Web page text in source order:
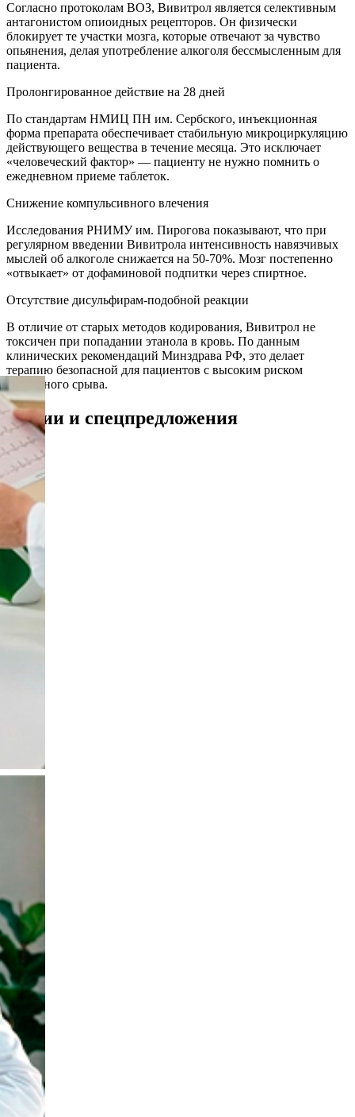
Согласно протоколам ВОЗ, Вивитрол является селективным
антагонистом опиоидных рецепторов. Он физически
блокирует те участки мозга, которые отвечают за чувство
опьянения, делая употребление алкоголя бессмысленным для
пациента.
Пролонгированное действие на 28 дней
По стандартам НМИЦ ПН им. Сербского, инъекционная
форма препарата обеспечивает стабильную микроциркуляцию
действующего вещества в течение месяца. Это исключает
«человеческий фактор» — пациенту не нужно помнить о
ежедневном приеме таблеток.
Снижение компульсивного влечения
Исследования РНИМУ им. Пирогова показывают, что при
регулярном введении Вивитрола интенсивность навязчивых
мыслей об алкоголе снижается на 50-70%. Мозг постепенно
«отвыкает» от дофаминовой подпитки через спиртное.
Отсутствие дисульфирам-подобной реакции
В отличие от старых методов кодирования, Вивитрол не
токсичен при попадании этанола в кровь. По данным
клинических рекомендаций Минздрава РФ, это делает
терапию безопасной для пациентов с высоким риском
случайного срыва.
Акции и спецпредложения